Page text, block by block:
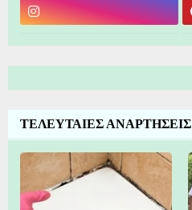
ΤΕΛΕΥΤΑΙΕΣ ΑΝΑΡΤΗΣΕΙΣ